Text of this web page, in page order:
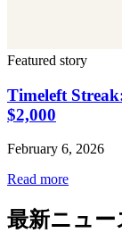
Featured story
Timeleft
$2,000
February 6, 2026
Read more
最新ニュー